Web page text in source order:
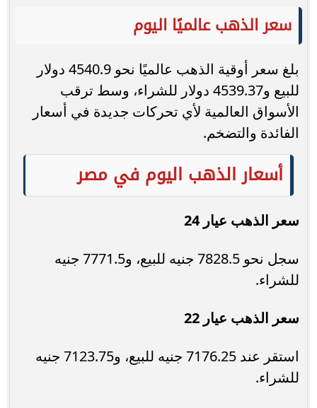
سعر الذهب عالميًا اليوم
بلغ سعر أوقية الذهب عالميًا نحو 4540.9 دولار
للبيع و4539.37 دولار للشراء، وسط ترقب
الأسواق العالمية لأي تحركات جديدة في أسعار
الفائدة والتضخم.
أسعار الذهب اليوم في مصر
سعر الذهب عيار 24
سجل نحو 7828.5 جنيه للبيع، و7771.5 جنيه
للشراء.
سعر الذهب عيار 22
استقر عند 7176.25 جنيه للبيع، و7123.75 جنيه
للشراء.